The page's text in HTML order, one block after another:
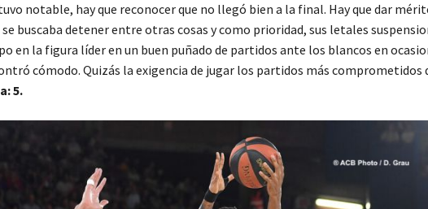
notable, hay que reconocer que no llegó bien a la final. Hay que dar
buscaba detener entre otras cosas y como prioridad, sus letales
en la figura líder en un buen puñado de partidos ante los blancos en
cómodo. Quizás la exigencia de jugar los partidos más
5.